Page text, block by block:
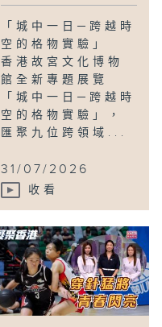
「城中一日─跨越時
空的格物實驗」
香港故宮文化博物
館全新專題展覽
「城中一日─跨越時
空的格物實驗」，
匯聚九位跨領域...
31/07/2026
收看